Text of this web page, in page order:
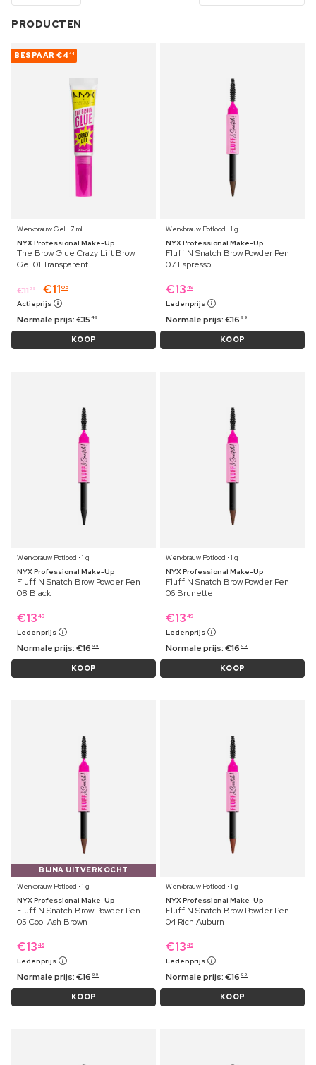
PRODUCTEN
BESPAAR €4 44
Wenkbrauw Gel ⋅ 7 ml
NYX Professional Make-Up
The Brow Glue Crazy Lift Brow
Gel 01 Transparent
€1139 €11 05
Actieprijs
Normale prijs:€15 49
KOOP
Wenkbrauw Potlood ⋅ 1 g
NYX Professional Make-Up
Fluff N Snatch Brow Powder Pen
07 Espresso
€13 49
Ledenprijs
Normale prijs:€16 99
KOOP
Wenkbrauw Potlood ⋅ 1 g
NYX Professional Make-Up
Fluff N Snatch Brow Powder Pen
08 Black
€13 49
Ledenprijs
Normale prijs:€16 99
KOOP
Wenkbrauw Potlood ⋅ 1 g
NYX Professional Make-Up
Fluff N Snatch Brow Powder Pen
06 Brunette
€13 49
Ledenprijs
Normale prijs:€16 99
KOOP
BIJNA UITVERKOCHT
Wenkbrauw Potlood ⋅ 1 g
NYX Professional Make-Up
Fluff N Snatch Brow Powder Pen
05 Cool Ash Brown
€13 49
Ledenprijs
Normale prijs:€16 99
KOOP
Wenkbrauw Potlood ⋅ 1 g
NYX Professional Make-Up
Fluff N Snatch Brow Powder Pen
04 Rich Auburn
€13 49
Ledenprijs
Normale prijs:€16 99
KOOP